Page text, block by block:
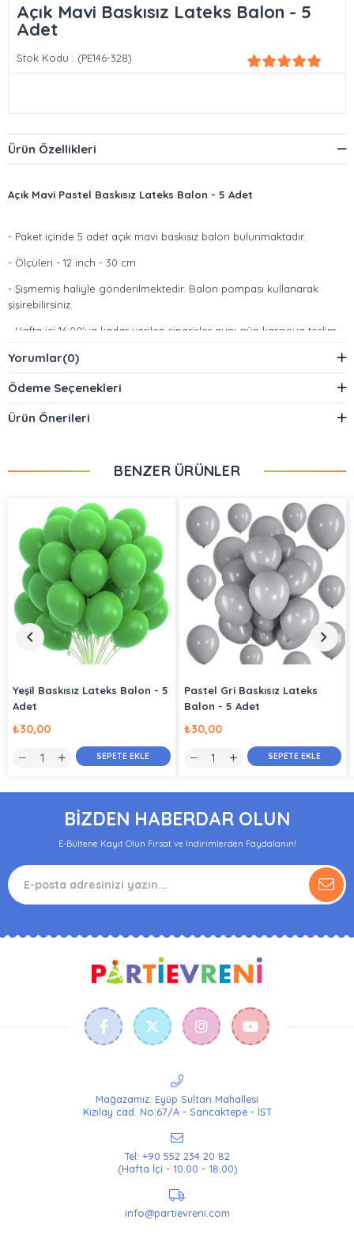
Açık Mavi Baskısız Lateks Balon - 5
Adet
Stok Kodu (PE146-328)
Ürün Özellikleri
Açık Mavi Pastel Baskısız Lateks Balon - 5 Adet
- Paket içinde 5 adet açık mavi baskısız balon bulunmaktadır.
- Ölçüleri - 12 inch - 30 cm
- Şişmemiş haliyle gönderilmektedir. Balon pompası kullanarak
şişirebilirsiniz.
- Hafta içi 16:00'ya kadar verilen siparişler aynı gün kargoya teslim
Yorumlar(0)
Ödeme Seçenekleri
Ürün Önerileri
BENZER ÜRÜNLER
Yeşil Baskısız Lateks Balon - 5
Adet
₺30,00
SEPETE EKLE
Pastel Gri Baskısız Lateks
Balon - 5 Adet
₺30,00
SEPETE EKLE
BİZDEN HABERDAR OLUN
E-Bültene Kayıt Olun Fırsat ve İndirimlerden Faydalanın!
Mağazamız: Eyüp Sultan Mahallesi
Kızılay cad. No:67/A - Sancaktepe - İST
Tel: +90 552 234 20 82
(Hafta İçi - 10.00 - 18.00)
info@partievreni.com